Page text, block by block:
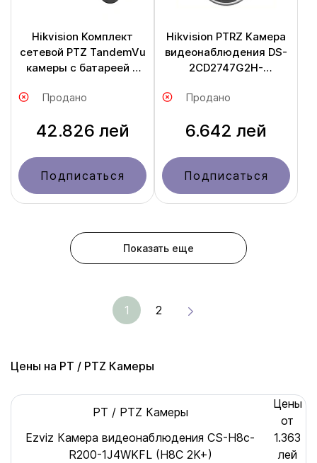
Hikvision Комплект
сетевой PTZ TandemVu
камеры c батареей и
DS-2SE7C432IWG-
Продано
42.826 лей
Подписаться
Hikvision PTRZ Камера
видеонаблюдения DS-
2CD2747G2H-
Продано
6.642 лей
Подписаться
Показать еще
1 2
Цены на PT / PTZ Камеры
PT / PTZ Камеры
Цены
от
Ezviz Камера видеонаблюдения CS-H8c-
R200-1J4WKFL (H8С 2K+)
1.363
лей